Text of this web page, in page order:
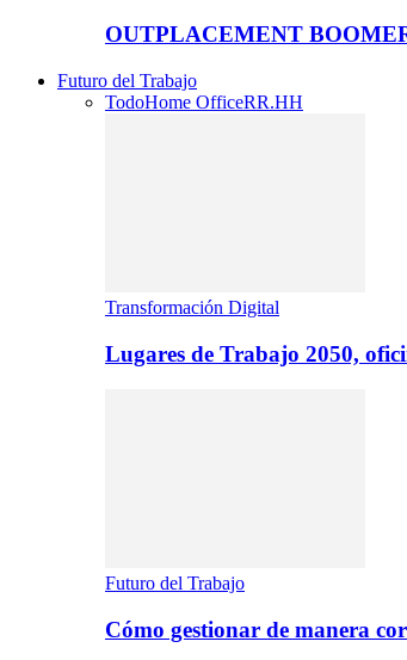
OUTPLACEMENT
Futuro del Trabajo
TodoHome OfficeRR.HH
Transformación Digital
Lugares de Trabajo 2050,
Futuro del Trabajo
Cómo gestionar de manera